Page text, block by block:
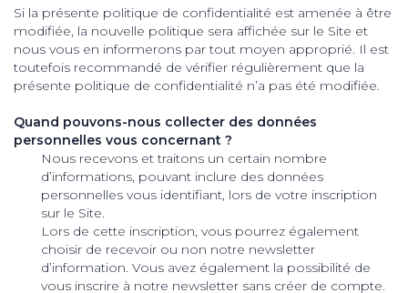
Si la présente politique de confidentialité est amenée à être
modifiée, la nouvelle politique sera affichée sur le Site et
nous vous en informerons par tout moyen approprié. Il est
toutefois recommandé de vérifier régulièrement que la
présente politique de confidentialité n’a pas été modifiée.
Quand pouvons-nous collecter des données
personnelles vous concernant ?
Nous recevons et traitons un certain nombre
d’informations, pouvant inclure des données
personnelles vous identifiant, lors de votre inscription
sur le Site.
Lors de cette inscription, vous pourrez également
choisir de recevoir ou non notre newsletter
d’information. Vous avez également la possibilité de
vous inscrire à notre newsletter sans créer de compte.